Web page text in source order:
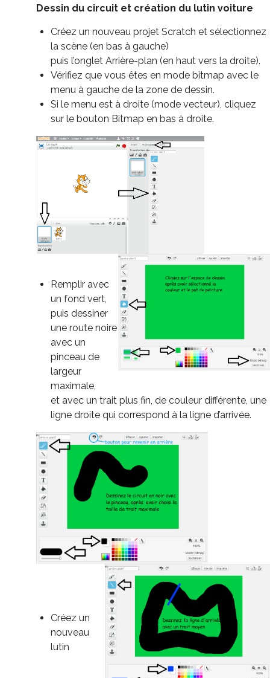
Dessin du circuit et création du lutin voiture
Créez un nouveau projet Scratch et sélectionnez
la scène (en bas à gauche)
puis l’onglet Arrière-plan (en haut vers la droite).
Vérifiez que vous êtes en mode bitmap avec le
menu à gauche de la zone de dessin.
Si le menu est à droite (mode vecteur), cliquez
sur le bouton Bitmap en bas à droite.
Remplir avec
un fond vert,
puis dessiner
une route noire
avec un
pinceau de
largeur
maximale,
et avec un trait plus fin, de couleur différente, une
ligne droite qui correspond à la ligne d’arrivée.
Créez un
nouveau
lutin